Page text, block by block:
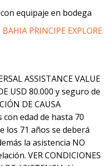
equipaje en bodega
BAHIA PRINCIPE EXPLORE
ASSISTANCE VALUE
USD 80.000 y seguro de
DE CAUSA
edad de hasta 70
los 71 años se deberá
la asistencia NO
VER CONDICIONES